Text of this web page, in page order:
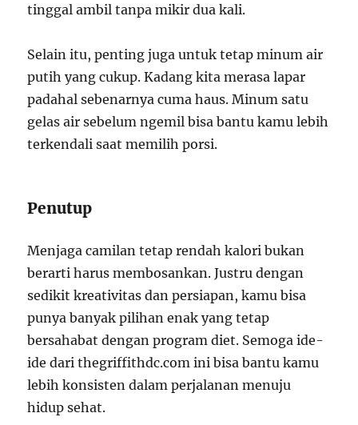
tinggal ambil tanpa mikir dua kali.
Selain itu, penting juga untuk tetap minum air
putih yang cukup. Kadang kita merasa lapar
padahal sebenarnya cuma haus. Minum satu
gelas air sebelum ngemil bisa bantu kamu lebih
terkendali saat memilih porsi.
Penutup
Menjaga camilan tetap rendah kalori bukan
berarti harus membosankan. Justru dengan
sedikit kreativitas dan persiapan, kamu bisa
punya banyak pilihan enak yang tetap
bersahabat dengan program diet. Semoga ide-
ide dari thegriffithdc.com ini bisa bantu kamu
lebih konsisten dalam perjalanan menuju
hidup sehat.